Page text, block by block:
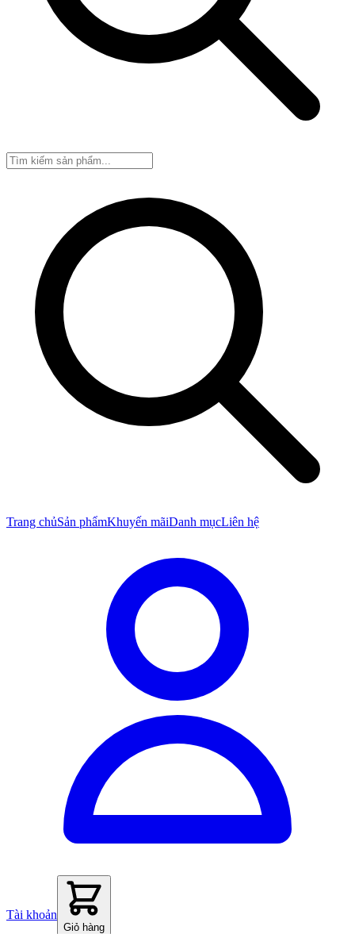
Trang chủSản phẩmKhuyến mãiDanh mụcLiên hệ
Tài khoản
Giỏ hàng